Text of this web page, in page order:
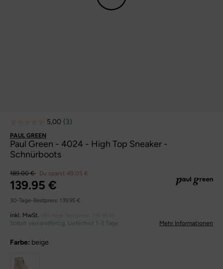
PAUL GREEN
Paul Green - 4024 - High Top Sneaker -
Schnürboots
189.00 € Du sparst 49.05 €
139.95 €
30-Tage-Bestpreis: 139.95 €
inkl. MwSt.
Sofort versandfertig, Lieferfrist 1-3 Tage Mehr Informationen
Farbe: beige